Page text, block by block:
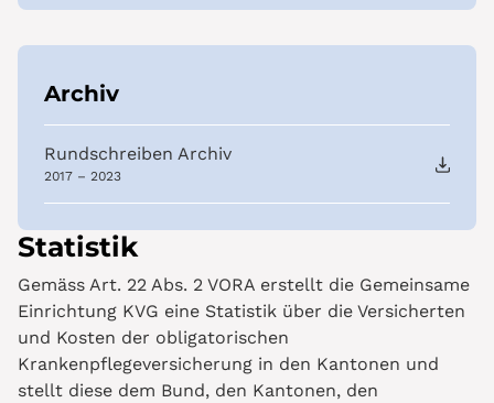
Archiv
Rundschreiben Archiv
2017 – 2023
Statistik
Gemäss Art. 22 Abs. 2 VORA erstellt die Gemeinsame
Einrichtung KVG eine Statistik über die Versicherten
und Kosten der obligatorischen
Krankenpflegeversicherung in den Kantonen und
stellt diese dem Bund, den Kantonen, den